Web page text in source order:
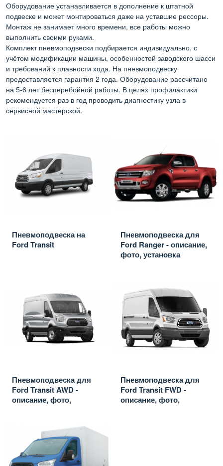
Оборудование устанавливается в дополнение к штатной
подвеске и может монтироваться даже на уставшие рессоры.
Монтаж не занимает много времени, все работы можно
выполнить своими руками.
Комплект пневмоподвески подбирается индивидуально, с
учётом модификации машины, особенностей заводского шасси
и требований к плавности хода. На пневмоподвеску
предоставляется гарантия 2 года. Оборудование рассчитано
на 5-6 лет бесперебойной работы. В целях профилактики
рекомендуется раз в год проводить диагностику узла в
сервисной мастерской.
Пневмоподвеска на
Ford Transit
Пневмоподвеска для
Ford Ranger - описание,
фото, установка
Пневмоподвеска для
Ford Transit AWD -
описание, фото,
Пневмоподвеска для
Ford Transit FWD -
описание, фото,